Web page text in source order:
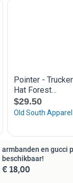
armbanden en gucci
beschikbaar!
€ 18,00